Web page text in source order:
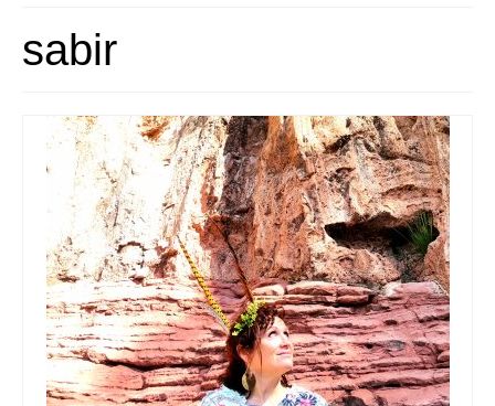
Programa de Residència
CRUCERO
Queda’t amb nosaltres
Arxiu
Contacte
Idioma:
sabir